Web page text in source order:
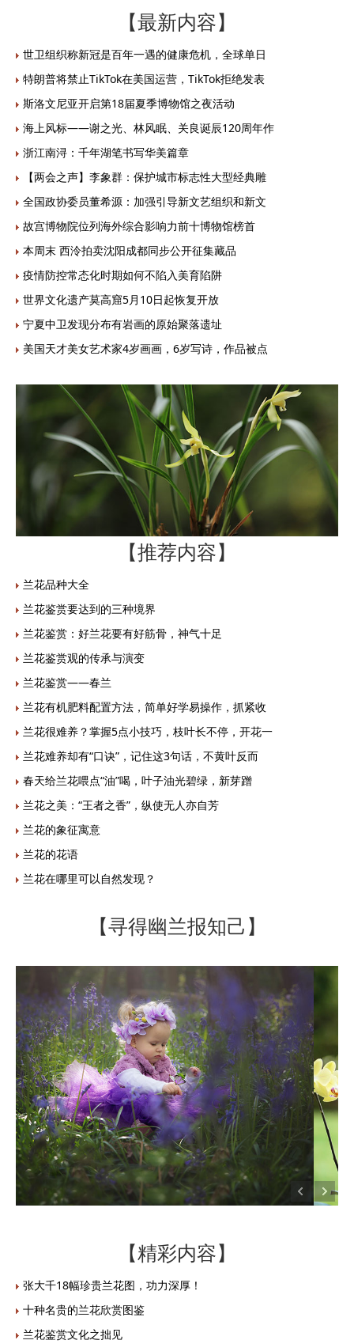
【最新内容】
世卫组织称新冠是百年一遇的健康危机，全球单日
特朗普将禁止TikTok在美国运营，TikTok拒绝发表
斯洛文尼亚开启第18届夏季博物馆之夜活动
海上风标——谢之光、林风眠、关良诞辰120周年作
浙江南浔：千年湖笔书写华美篇章
【两会之声】李象群：保护城市标志性大型经典雕
全国政协委员董希源：加强引导新文艺组织和新文
故宫博物院位列海外综合影响力前十博物馆榜首
本周末 西泠拍卖沈阳成都同步公开征集藏品
疫情防控常态化时期如何不陷入美育陷阱
世界文化遗产莫高窟5月10日起恢复开放
宁夏中卫发现分布有岩画的原始聚落遗址
美国天才美女艺术家4岁画画，6岁写诗，作品被点
【推荐内容】
兰花品种大全
兰花鉴赏要达到的三种境界
兰花鉴赏：好兰花要有好筋骨，神气十足
兰花鉴赏观的传承与演变
兰花鉴赏——春兰
兰花有机肥料配置方法，简单好学易操作，抓紧收
兰花很难养？掌握5点小技巧，枝叶长不停，开花一
兰花难养却有“口诀”，记住这3句话，不黄叶反而
春天给兰花喂点“油”喝，叶子油光碧绿，新芽蹭
兰花之美：“王者之香”，纵使无人亦自芳
兰花的象征寓意
兰花的花语
兰花在哪里可以自然发现？
【寻得幽兰报知己】
【精彩内容】
张大千18幅珍贵兰花图，功力深厚！
十种名贵的兰花欣赏图鉴
兰花鉴赏文化之拙见